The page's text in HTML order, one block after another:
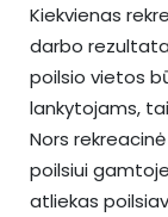
Kiekvienas
darbo
poilsio vietos
lankytojams,
Nors
poilsiui
atliekas